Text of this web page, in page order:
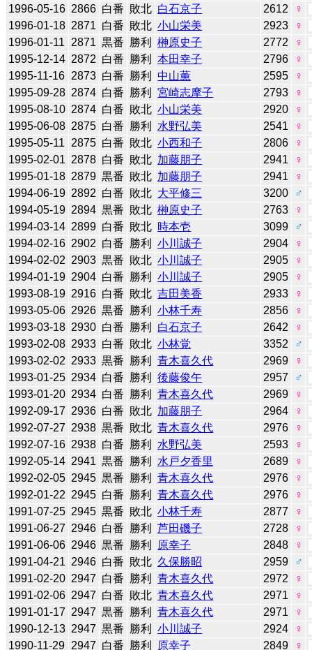
1996-05-16 2866 白番 敗北 白石京子 2612
♀
1996-01-18 2871 白番 敗北 小山栄美 2923
♀
1996-01-11
2871 黒番 勝利 榊原史子 2772
♀
1995-12-14 2872 白番 勝利 本田幸子 2796
♀
1995-11-16 2873 白番 勝利 中山薫 2595
♀
1995-09-28 2874 白番 勝利 宮崎志摩子 2793
♀
1995-08-10 2874 白番 敗北 小山栄美 2920
♀
1995-06-08 2875 白番 勝利 水野弘美 2541
♀
1995-05-11
2875 白番 敗北 小西和子 2806
♀
1995-02-01 2878 白番 敗北 加藤朋子 2941
♀
1995-01-18 2879 黒番 敗北 加藤朋子 2941
♀
1994-06-19 2892 白番 敗北 大平修三 3200
♂
1994-05-19 2894 黒番 敗北 榊原史子 2763
♀
1994-03-14 2899 白番 敗北 時本壱 3099
♂
1994-02-16 2902 白番 勝利 小川誠子 2904
♀
1994-02-02 2903 黒番 敗北 小川誠子 2905
♀
1994-01-19 2904 白番 勝利 小川誠子 2905
♀
1993-08-19 2916 白番 敗北 吉田美香 2933
♀
1993-05-06 2926 黒番 勝利 小林千寿 2856
♀
1993-03-18 2930 白番 勝利 白石京子 2642
♀
1993-02-08 2933 白番 敗北 小林覚 3352
♂
1993-02-02 2933 黒番 勝利 青木喜久代 2969
♀
1993-01-25 2934 白番 勝利 後藤俊午 2957
♂
1993-01-20 2934 白番 勝利 青木喜久代 2969
♀
1992-09-17 2936 白番 敗北 加藤朋子 2964
♀
1992-07-27 2938 黒番 敗北 青木喜久代 2976
♀
1992-07-16 2938 白番 勝利 水野弘美 2593
♀
1992-05-14 2941 黒番 勝利 水戸夕香里 2689
♀
1992-02-05 2945 黒番 勝利 青木喜久代 2976
♀
1992-01-22 2945 白番 勝利 青木喜久代 2976
♀
1991-07-25 2945 黒番 敗北 小林千寿 2877
♀
1991-06-27 2946 白番 勝利 芦田磯子 2728
♀
1991-06-06 2946 黒番 勝利 原幸子 2848
♀
1991-04-21 2946 白番 敗北 久保勝昭 2959
♂
1991-02-20 2947 白番 勝利 青木喜久代 2972
♀
1991-02-06 2947 白番 敗北 青木喜久代 2971
♀
1991-01-17 2947 黒番 勝利 青木喜久代 2971
♀
1990-12-13 2947 黒番 勝利 小川誠子 2924
♀
1990-11-29 2947 白番 勝利 原幸子 2849
♀